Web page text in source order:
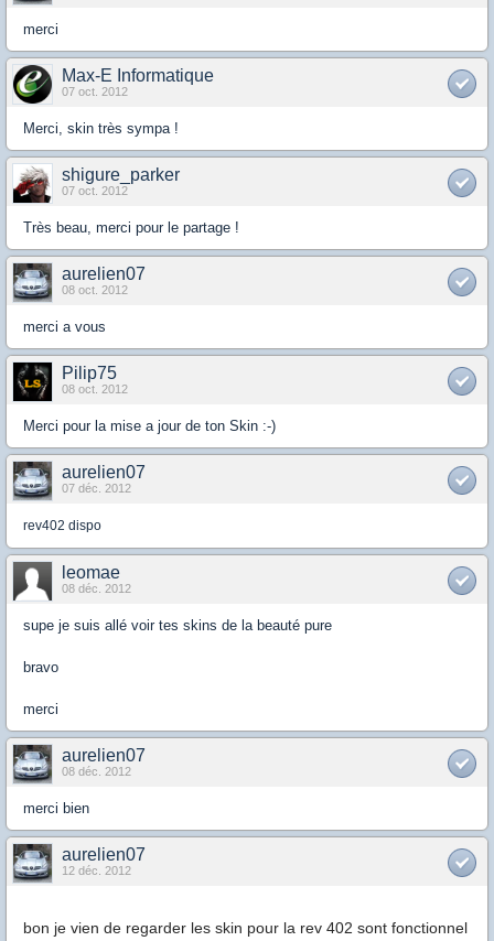
merci
Max-E Informatique
07 oct. 2012
Merci, skin très sympa !
shigure_parker
07 oct. 2012
Très beau, merci pour le partage !
aurelien07
08 oct. 2012
merci a vous
Pilip75
08 oct. 2012
Merci pour la mise a jour de ton Skin :-)
aurelien07
07 déc. 2012
rev402 dispo
leomae
08 déc. 2012
supe je suis allé voir tes skins de la beauté pure
bravo
merci
aurelien07
08 déc. 2012
merci bien
aurelien07
12 déc. 2012
bon je vien de regarder les skin pour la rev 402 sont fonctionnel